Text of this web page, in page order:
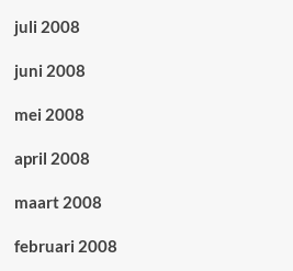
juli 2008
juni 2008
mei 2008
april 2008
maart 2008
februari 2008